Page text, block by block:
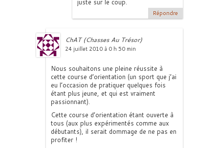
juste sur le coup.
Répondre
ChAT (Chasses Au Trésor)
24 juillet 2010 à 0 h 50 min
Nous souhaitons une pleine réussite à
cette course d’orientation (un sport que j’ai
eu l’occasion de pratiquer quelques fois
étant plus jeune, et qui est vraiment
passionnant).
Cette course d’orientation étant ouverte à
tous (aux plus expérimentés comme aux
débutants), il serait dommage de ne pas en
profiter !